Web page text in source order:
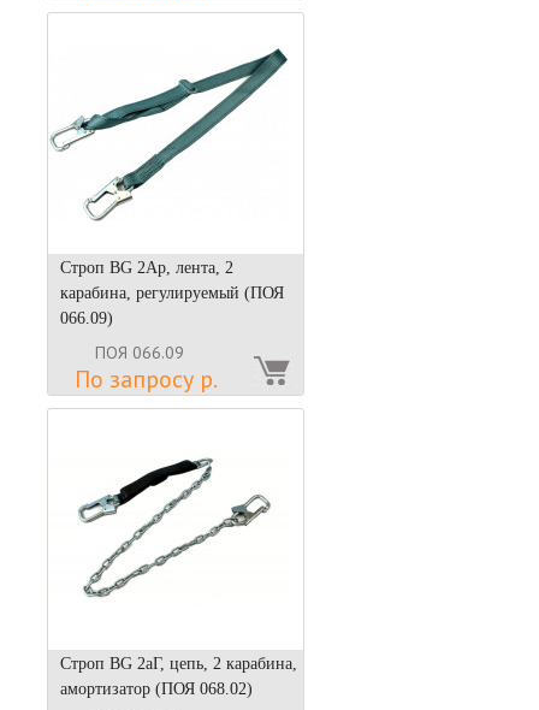
Строп BG 2Ар, лента, 2
карабина, регулируемый (ПОЯ
066.09)
ПОЯ 066.09
По запросу р.
Строп BG 2аГ, цепь, 2 карабина,
амортизатор (ПОЯ 068.02)